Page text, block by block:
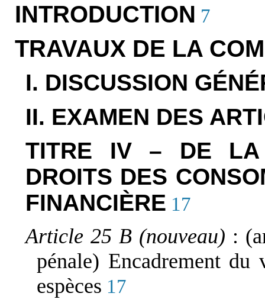
INTRODUCTION 7
TRAVAUX DE LA
I. DISCUSSION
II. EXAMEN DES
TITRE IV – DE LA
DROITS DES
FINANCIÈRE 17
Article 25 B (nouveau) :
pénale) Encadrement du
espèces 17